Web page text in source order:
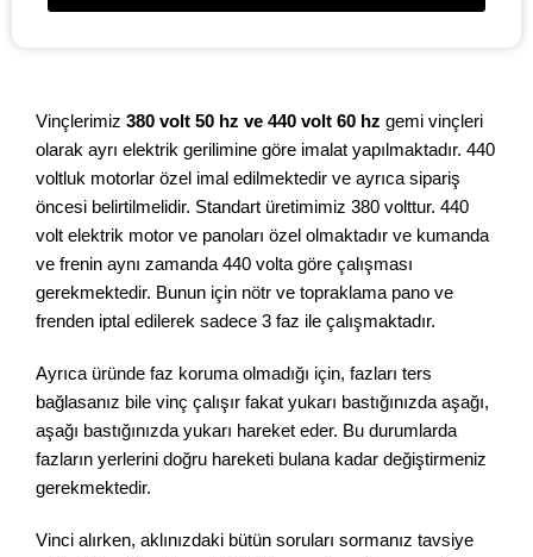
Vinçlerimiz 380 volt 50 hz ve 440 volt 60 hz gemi vinçleri
olarak ayrı elektrik gerilimine göre imalat yapılmaktadır. 440
voltluk motorlar özel imal edilmektedir ve ayrıca sipariş
öncesi belirtilmelidir. Standart üretimimiz 380 volttur. 440
volt elektrik motor ve panoları özel olmaktadır ve kumanda
ve frenin aynı zamanda 440 volta göre çalışması
gerekmektedir. Bunun için nötr ve topraklama pano ve
frenden iptal edilerek sadece 3 faz ile çalışmaktadır.
Ayrıca üründe faz koruma olmadığı için, fazları ters
bağlasanız bile vinç çalışır fakat yukarı bastığınızda aşağı,
aşağı bastığınızda yukarı hareket eder. Bu durumlarda
fazların yerlerini doğru hareketi bulana kadar değiştirmeniz
gerekmektedir.
Vinci alırken, aklınızdaki bütün soruları sormanız tavsiye